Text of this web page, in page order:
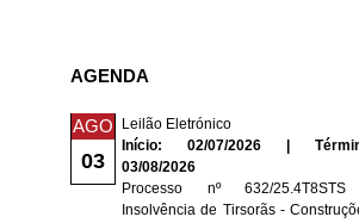
AGENDA
AGO
03
Leilão Eletrónico
Início: 02/07/2026 |
03/08/2026
Processo nº 632/
Insolvência de Tirsorãs -